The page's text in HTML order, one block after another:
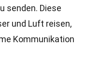
senden. Diese
und Luft reisen,
Kommunikation